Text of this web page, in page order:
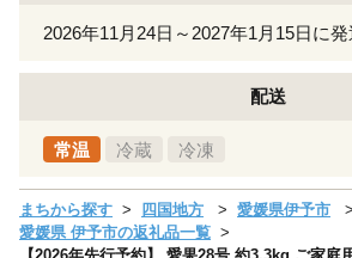
2026年11月24日～2027年1月15日に
配送
常温 冷蔵 冷凍
まちから探す 四国地方
愛媛県伊予市
愛媛県 伊予市の返礼品一覧